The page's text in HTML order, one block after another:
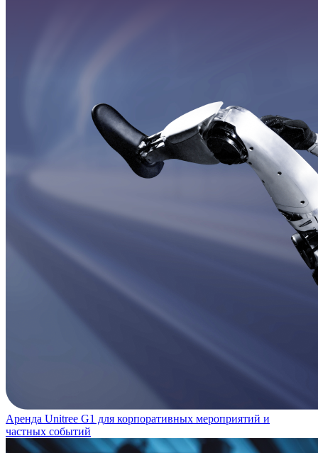
Аренда Unitree G1 для корпоративных мероприятий и
частных событий